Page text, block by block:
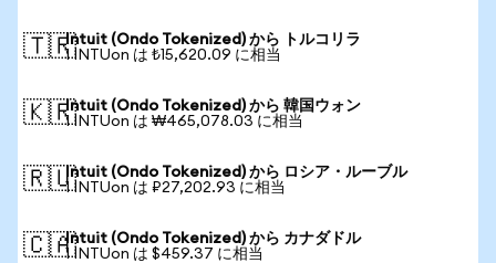
🇹🇷Intuit (Ondo Tokenized) から トルコリラ
1 INTUon は ₺15,620.09 に相当
🇰🇷Intuit (Ondo Tokenized) から 韓国ウォン
1 INTUon は ₩465,078.03 に相当
🇷🇺Intuit (Ondo Tokenized) から ロシア・ルーブル
1 INTUon は ₽27,202.93 に相当
🇨🇦Intuit (Ondo Tokenized) から カナダドル
1 INTUon は $459.37 に相当